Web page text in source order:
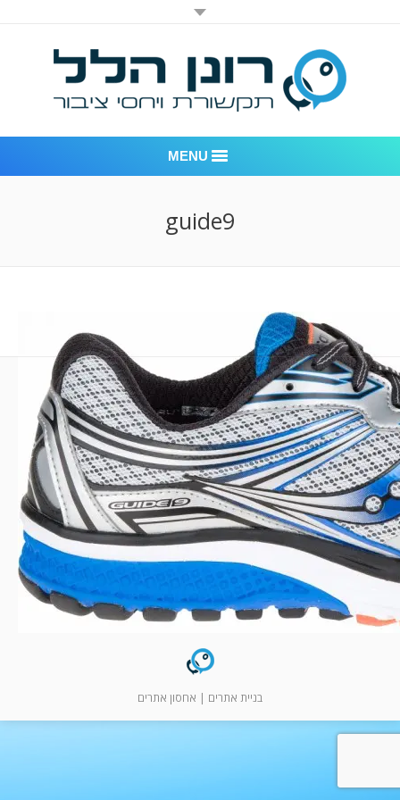
MENU
לקוחות – משרד יחסי ציבור רונן הלל
חדר חדשות
המלצות
ניהול מוניטין
צור קשר
guide9
בניית אתרים | אחסון אתרים